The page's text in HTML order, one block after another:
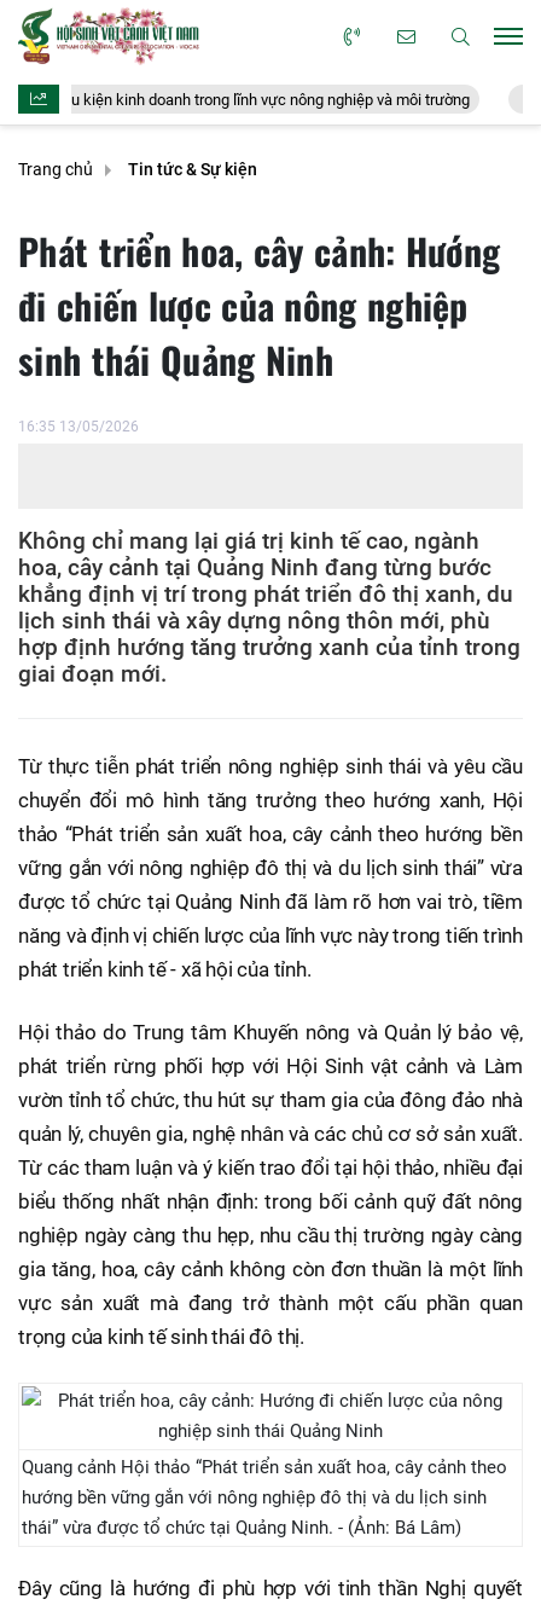
trong lĩnh vực nông nghiệp và môi trường Doanh nghiệp xuất
Trang chủ Tin tức & Sự kiện
Phát triển hoa, cây cảnh: Hướng
đi chiến lược của nông nghiệp
sinh thái Quảng Ninh
16:35 13/05/2026
Không chỉ mang lại giá trị kinh tế cao, ngành
hoa, cây cảnh tại Quảng Ninh đang từng bước
khẳng định vị trí trong phát triển đô thị xanh, du
lịch sinh thái và xây dựng nông thôn mới, phù
hợp định hướng tăng trưởng xanh của tỉnh trong
giai đoạn mới.
Từ thực tiễn phát triển nông nghiệp sinh thái và yêu cầu
chuyển đổi mô hình tăng trưởng theo hướng xanh, Hội
thảo “Phát triển sản xuất hoa, cây cảnh theo hướng bền
vững gắn với nông nghiệp đô thị và du lịch sinh thái” vừa
được tổ chức tại Quảng Ninh đã làm rõ hơn vai trò, tiềm
năng và định vị chiến lược của lĩnh vực này trong tiến trình
phát triển kinh tế - xã hội của tỉnh.
Hội thảo do Trung tâm Khuyến nông và Quản lý bảo vệ,
phát triển rừng phối hợp với Hội Sinh vật cảnh và Làm
vườn tỉnh tổ chức, thu hút sự tham gia của đông đảo nhà
quản lý, chuyên gia, nghệ nhân và các chủ cơ sở sản xuất.
Từ các tham luận và ý kiến trao đổi tại hội thảo, nhiều đại
biểu thống nhất nhận định: trong bối cảnh quỹ đất nông
nghiệp ngày càng thu hẹp, nhu cầu thị trường ngày càng
gia tăng, hoa, cây cảnh không còn đơn thuần là một lĩnh
vực sản xuất mà đang trở thành một cấu phần quan
trọng của kinh tế sinh thái đô thị.
Quang cảnh Hội thảo “Phát triển sản xuất hoa, cây cảnh theo
hướng bền vững gắn với nông nghiệp đô thị và du lịch sinh
thái” vừa được tổ chức tại Quảng Ninh. - (Ảnh: Bá Lâm)
Đây cũng là hướng đi phù hợp với tinh thần Nghị quyết